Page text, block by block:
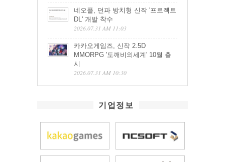
네오플, 던파 방치형 신작 '프로젝트
DL' 개발 착수
2026.07.31 AM 11:03
카카오게임즈, 신작 2.5D
MMORPG '도깨비의세계' 10월 출
시
2026.07.31 AM 10:30
기업정보